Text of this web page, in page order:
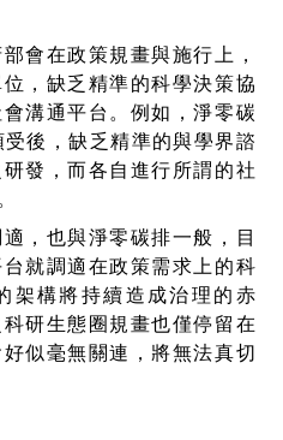
在政策規畫與施行上，
，缺乏精準的科學決策協
溝通平台。例如，淨零碳
後，缺乏精準的與學界諮
發，而各自進行所謂的社
也與淨零碳排一般，目
就調適在政策需求上的科
架構將持續造成治理的赤
研生態圈規畫也僅停留在
似毫無關連，將無法真切